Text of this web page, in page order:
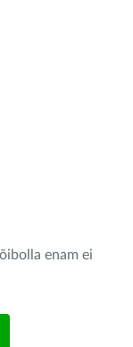
enam ei